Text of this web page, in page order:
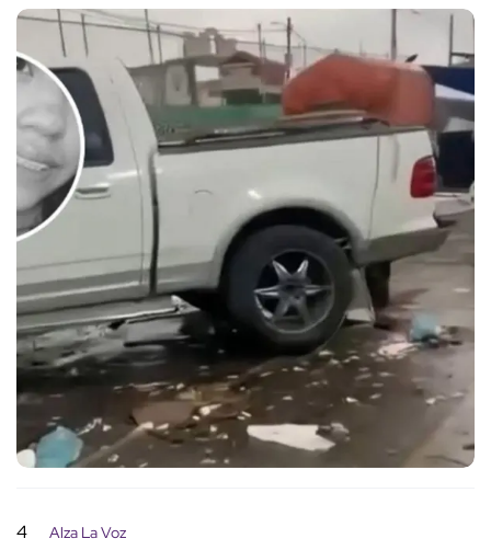
4 Alza La Voz